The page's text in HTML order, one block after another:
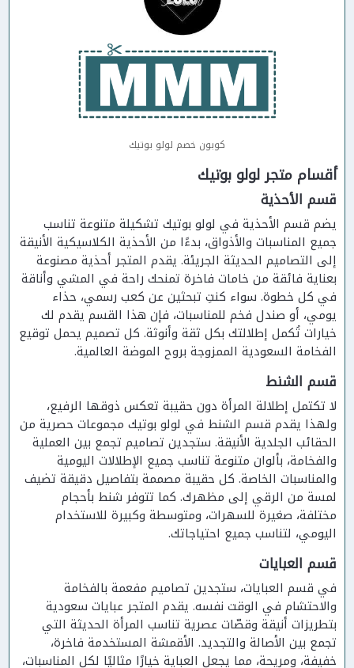
كوبون خصم لولو بوتيك
أقسام متجر لولو بوتيك
قسم الأحذية
يضم قسم الأحذية في لولو بوتيك تشكيلة متنوعة تناسب
جميع المناسبات والأذواق، بدءًا من الأحذية الكلاسيكية الأنيقة
إلى التصاميم الحديثة الجريئة. يقدم المتجر أحذية مصنوعة
بعناية فائقة من خامات فاخرة تمنحك راحة في المشي وأناقة
في كل خطوة. سواء كنتِ تبحثين عن كعب رسمي، حذاء
يومي، أو صندل فخم للمناسبات، فإن هذا القسم يقدم لك
خيارات تُكمل إطلالتك بكل ثقة وأنوثة. كل تصميم يحمل توقيع
الفخامة السعودية الممزوجة بروح الموضة العالمية.
قسم الشنط
لا تكتمل إطلالة المرأة دون حقيبة تعكس ذوقها الرفيع،
ولهذا يقدم قسم الشنط في لولو بوتيك مجموعات حصرية من
الحقائب الجلدية الأنيقة. ستجدين تصاميم تجمع بين العملية
والفخامة، بألوان متنوعة تناسب جميع الإطلالات اليومية
والمناسبات الخاصة. كل حقيبة مصممة بتفاصيل دقيقة تضيف
لمسة من الرقي إلى مظهرك. كما تتوفر شنط بأحجام
مختلفة، صغيرة للسهرات، ومتوسطة وكبيرة للاستخدام
اليومي، لتناسب جميع احتياجاتك.
قسم العبايات
في قسم العبايات، ستجدين تصاميم مفعمة بالفخامة
والاحتشام في الوقت نفسه. يقدم المتجر عبايات سعودية
بتطريزات أنيقة وقصّات عصرية تناسب المرأة الحديثة التي
تجمع بين الأصالة والتجديد. الأقمشة المستخدمة فاخرة،
خفيفة، ومريحة، مما يجعل العباية خيارًا مثاليًا لكل المناسبات،